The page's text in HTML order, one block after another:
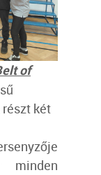
of
két
minden